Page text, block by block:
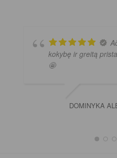
kokybę ir greitą
🤩
DOMINYKA